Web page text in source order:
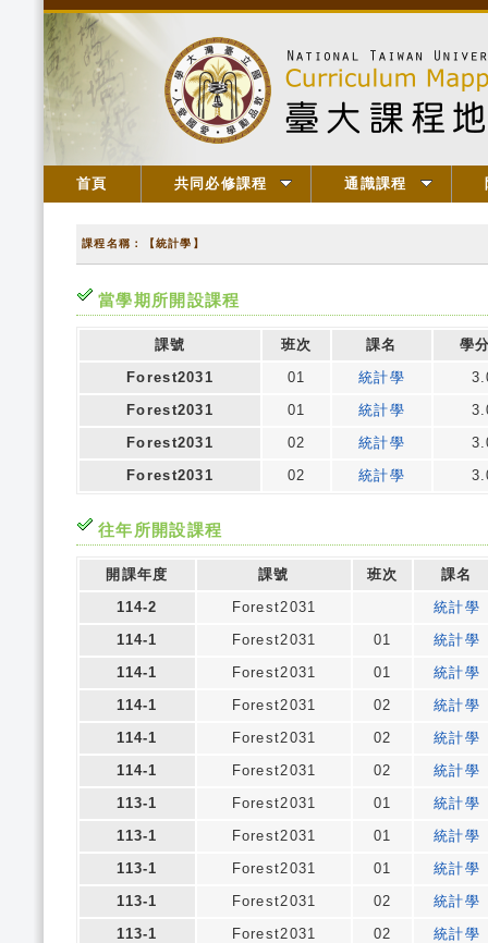
首頁 共同必修課程 通識課程
課程名稱：【統計學】
當學期所開設課程
課號 班次 課名
學
Forest2031
01 統計學
Forest2031
01 統計學
Forest2031
02 統計學
Forest2031
02 統計學
往年所開設課程
開課年度 課號 班次
課名
114-2
Forest2031
統計學
114-1
Forest2031 01
統計學
114-1
Forest2031 01
統計學
114-1
Forest2031 02
統計學
114-1
Forest2031 02
統計學
114-1
Forest2031 02
統計學
113-1
Forest2031 01
統計學
113-1
Forest2031 01
統計學
113-1
Forest2031 01
統計學
113-1
Forest2031 02
統計學
113-1
Forest2031 02
統計學